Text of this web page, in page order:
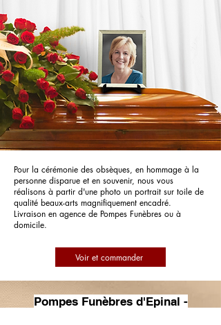
Pour la cérémonie des obsèques, en hommage à la
personne disparue et en souvenir, nous vous
réalisons à partir d'une photo un portrait sur toile de
qualité beaux-arts magnifiquement encadré.
Livraison en agence de Pompes Funèbres ou à
domicile.
Voir et commander
Pompes Funèbres d'Epinal -